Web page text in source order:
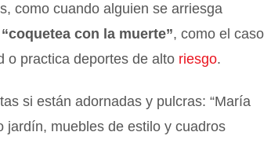
como cuando alguien se arriesga
“coquetea con la muerte”, como el caso
o practica deportes de alto riesgo.
si están adornadas y pulcras: “María
jardín, muebles de estilo y cuadros